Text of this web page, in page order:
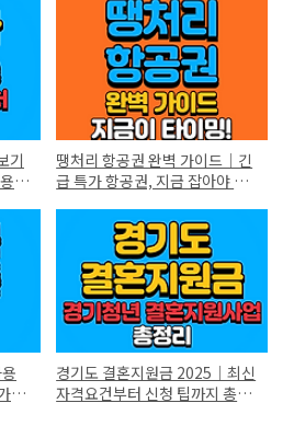
기
땡처리 항공권 완벽 가이드｜긴
급 특가 항공권, 지금 잡아야 할
맹
경기도 결혼지원금 2025｜최신
자격요건부터 신청 팁까지 총정